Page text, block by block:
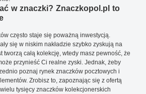
w znaczki? Znaczkopol.pl to
często staje się poważną inwestycją.
się w niskim nakładzie szybko zyskują na
tworzą całą kolekcję, wtedy masz pewność, że
przynieść Ci realne zyski. Jednak, żeby
poznaj rynek znaczków pocztowych i
Zrobisz to, zapoznając się z ofertą
tysięcy znaczków kolekcjonerskich